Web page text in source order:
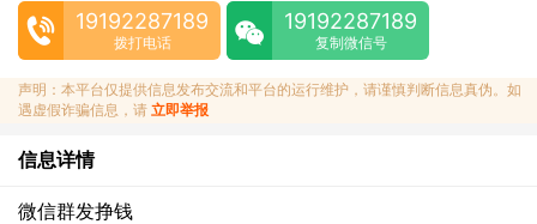
19192287189
拨打电话
19192287189
复制微信号
声明：本平台仅提供信息发布交流和平台的运行维护，请谨慎判断信息真伪。如
遇虚假诈骗信息，请 立即举报
信息详情
微信群发挣钱